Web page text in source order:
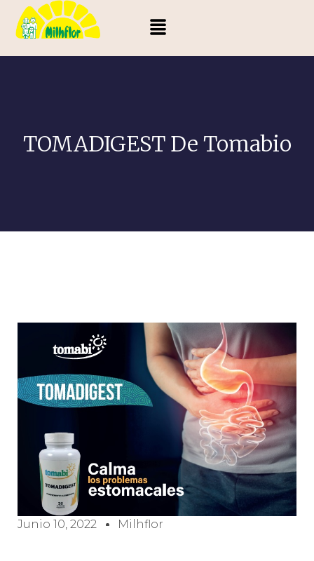
TOMADIGEST De Tomabio
Junio 10, 2022 Milhflor